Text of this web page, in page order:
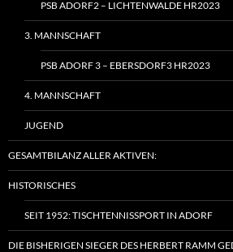
PSB ADORF2 – LICHTENWALDE HR2023
3. MANNSCHAFT
PSB ADORF 3 – EBERSDORF3 HR2023
4. MANNSCHAFT
JUGEND
GESAMTBILANZ ALLER AKTIVEN:
HISTORISCHES
SEIT 1952: TISCHTENNISSPORT IN ADORF
DIE BISHERIGEN SIEGER DES HERBERT RAMM